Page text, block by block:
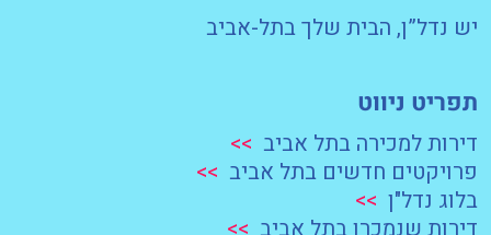
יש נדל”ן, הבית שלך בתל-אביב
תפריט ניווט
דירות למכירה בתל אביב >>
פרויקטים חדשים בתל אביב >>
בלוג נדל"ן
>>